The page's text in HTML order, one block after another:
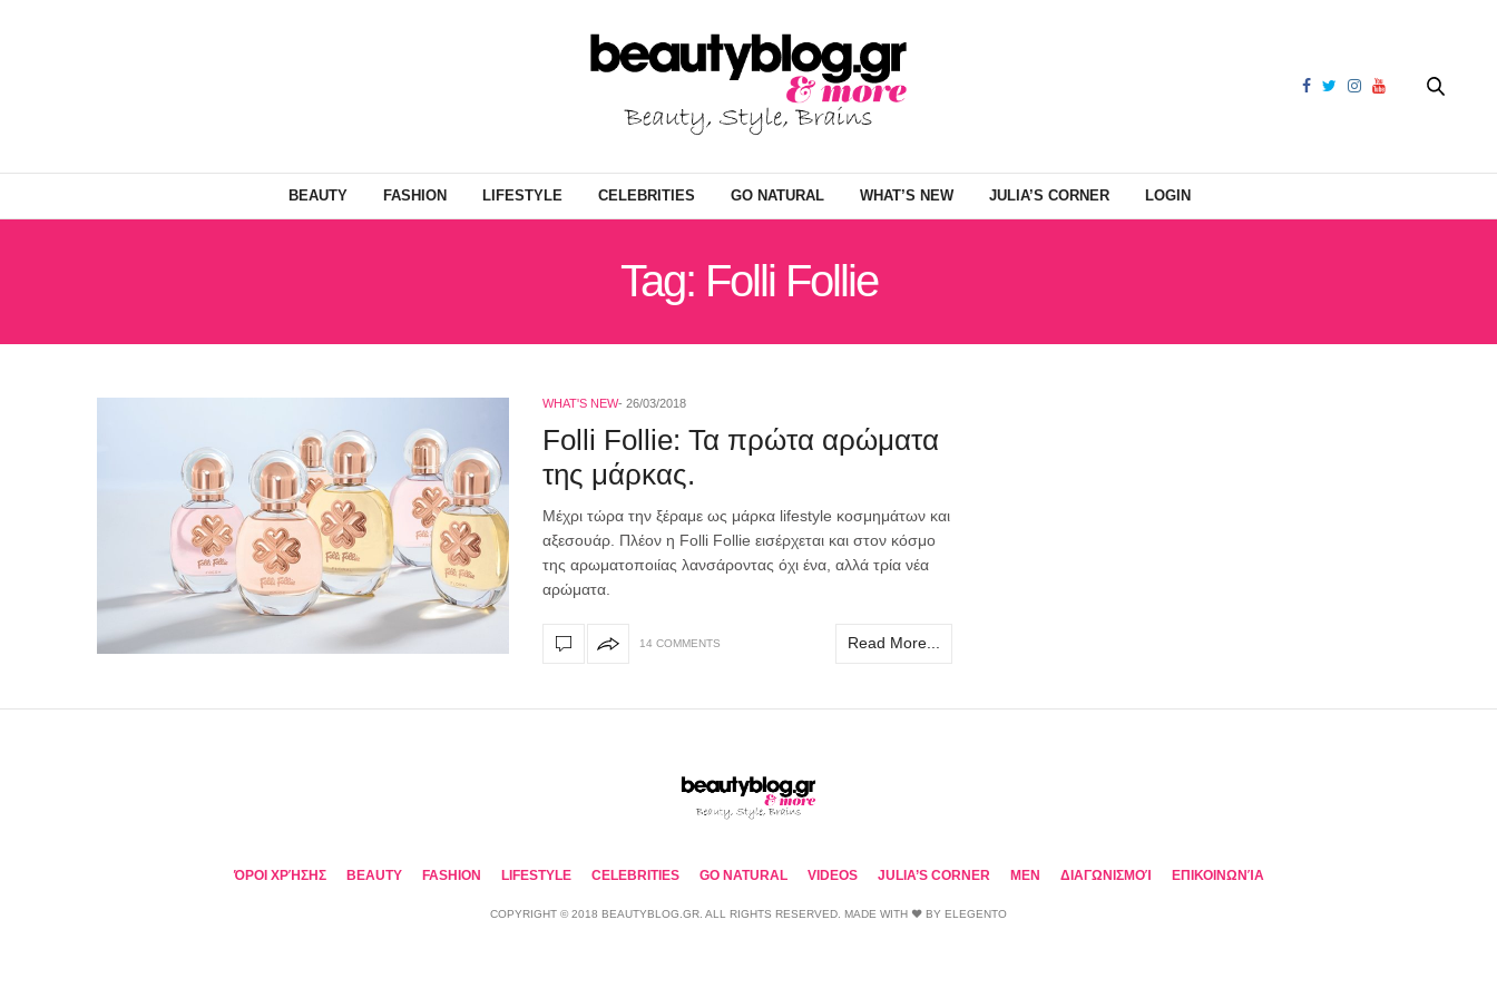
BEAUTY FASHION LIFESTYLE CELEBRITIES GO NATURAL WHAT’S NEW JULIA’S CORNER LOGIN
Tag: Folli Follie
WHAT'S NEW 26/03/2018
Folli Follie: Τα πρώτα αρώματα
της μάρκας.
Μέχρι τώρα την ξέραμε ως μάρκα lifestyle κοσμημάτων και
αξεσουάρ. Πλέον η Folli Follie εισέρχεται και στον κόσμο
της αρωματοποιίας λανσάροντας όχι ένα, αλλά τρία νέα
αρώματα.
14 COMMENTS Read More...
ΌΡΟΙ ΧΡΉΣΗΣ BEAUTY FASHION LIFESTYLE CELEBRITIES GO NATURAL VIDEOS JULIA’S CORNER MEN ΔΙΑΓΩΝΙΣΜΟΊ ΕΠΙΚΟΙΝΩΝΊΑ
COPYRIGHT © 2018 BEAUTYBLOG.GR. ALL RIGHTS RESERVED. MADE WITH ❤ BY ELEGENTO